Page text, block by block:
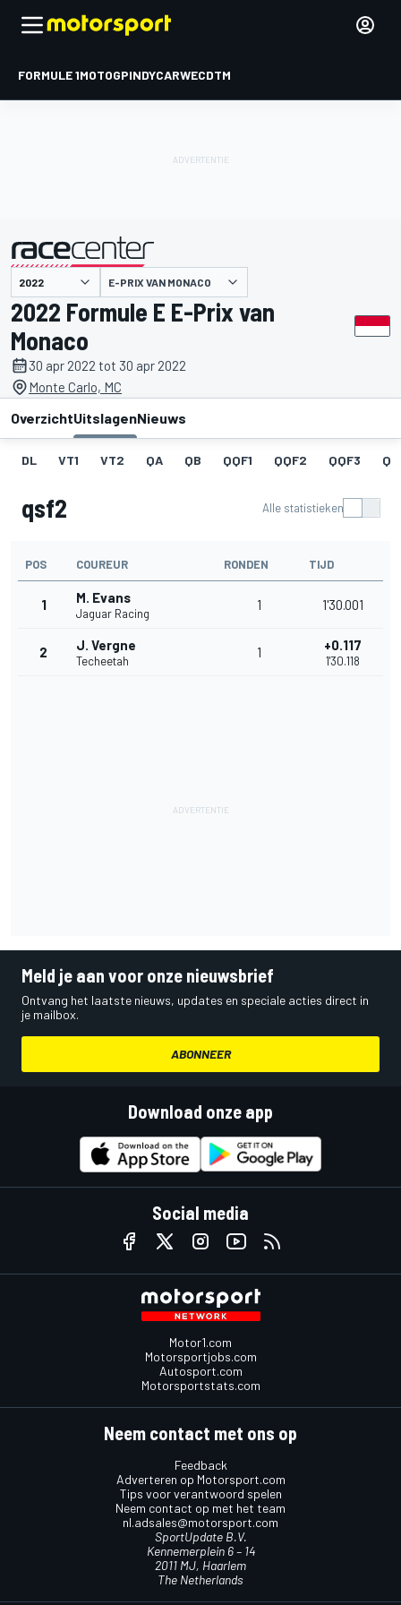
FORMULE 1MOTOGPINDYCARWECDTM
gepresenteerd door E-PRIX VAN MONACO
2022 Formule E E-Prix van
Monaco
30 apr 2022 tot 30 apr 2022
Monte Carlo, MC
OverzichtUitslagenNieuws
DL VT1 VT2 QA QB QQF1 QQF2 QQF3
qsf2 Alle statistieken
POS COUREUR RONDEN TIJD
1 M. Evans
Jaguar Racing
1 1'30.001
2 J. Vergne
Techeetah
1 +0.117
1'30.118
Meld je aan voor onze nieuwsbrief
Ontvang het laatste nieuws, updates en speciale acties direct in
je mailbox.
ABONNEER
Download onze app
Social media
Motor1.com
Motorsportjobs.com
Autosport.com
Motorsportstats.com
Neem contact met ons op
Feedback
Adverteren op Motorsport.com
Tips voor verantwoord spelen
Neem contact op met het team
nl.adsales@motorsport.com
SportUpdate B.V.
Kennemerplein 6 – 14
2011 MJ, Haarlem
The Netherlands